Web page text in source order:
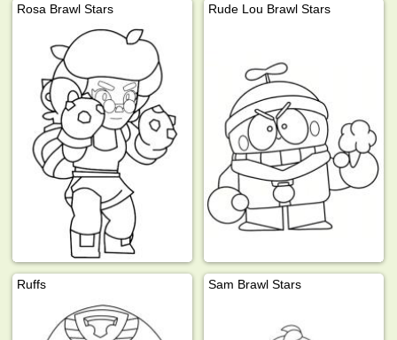
Rosa Brawl Stars Rude Lou Brawl Stars
Ruffs Sam Brawl Stars